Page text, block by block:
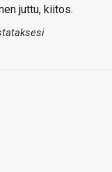
juttu, kiitos.